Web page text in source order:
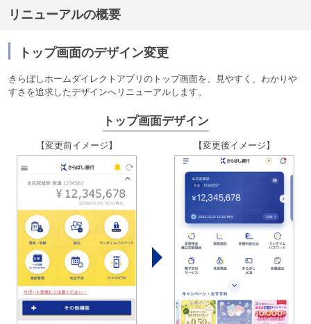
リニューアルの概要
トップ画面のデザイン変更
きらぼしホームダイレクトアプリのトップ画面を、見やすく、わかりや
すさを追求したデザインへリニューアルします。
トップ画面デザイン
【変更前イメージ】 【変更後イメージ】